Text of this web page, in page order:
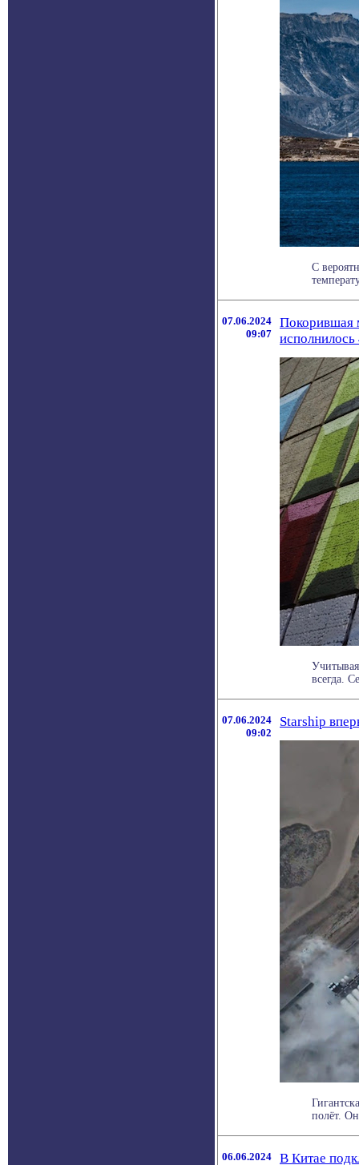
С
07.06.2024
09:07
Покорившая
исполнилось
всегда.
07.06.2024
09:02
Starship
полёт.
06.06.2024
В Китае